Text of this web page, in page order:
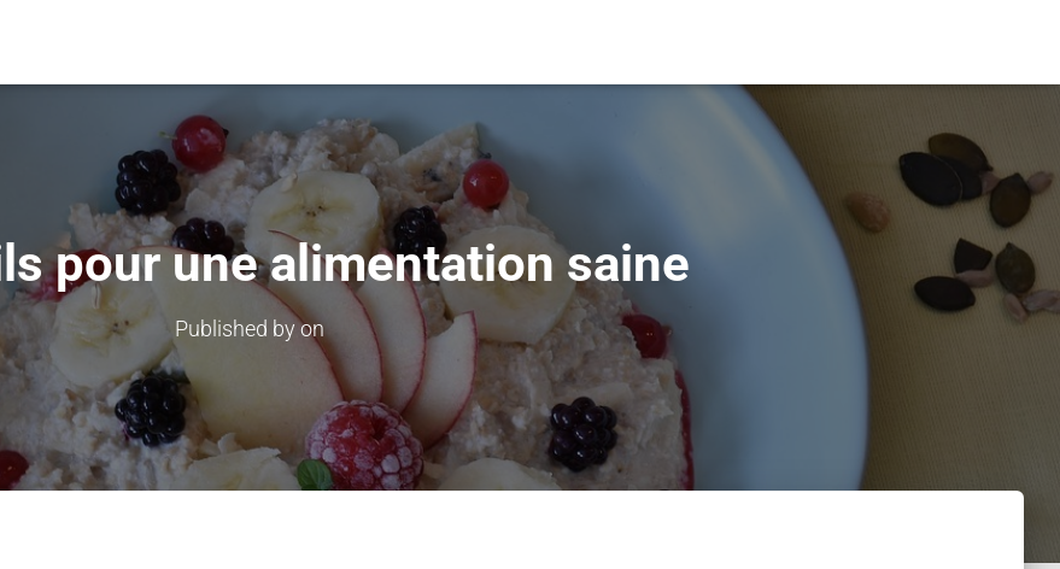
pour une alimentation saine
Published byon